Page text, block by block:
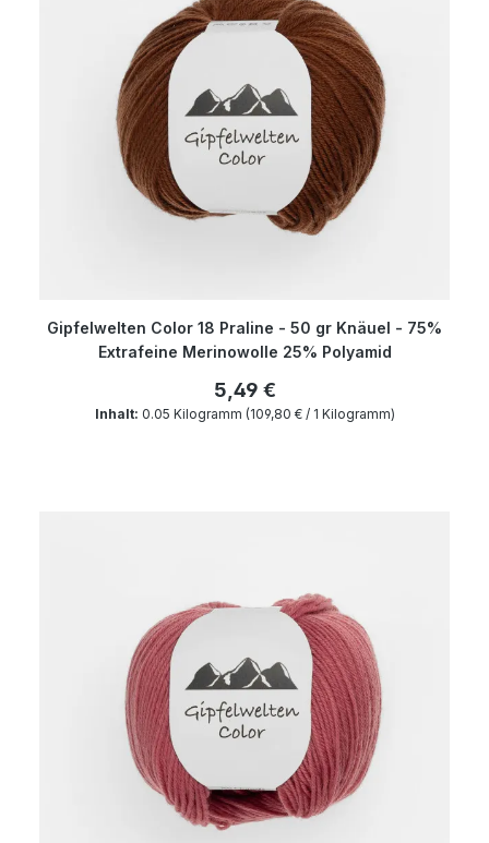
Gipfelwelten Color 18 Praline - 50 gr Knäuel - 75%
Extrafeine Merinowolle 25% Polyamid
5,49 €
Inhalt: 0.05 Kilogramm (109,80 € / 1 Kilogramm)